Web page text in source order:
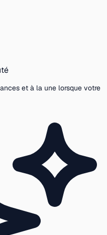
et à la une lorsque votre